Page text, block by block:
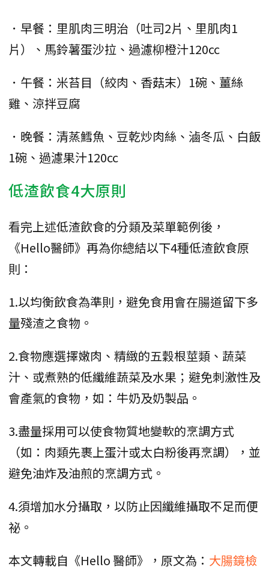
．早餐：里肌肉三明治（吐司2片、里肌肉1
片）、馬鈴薯蛋沙拉、過濾柳橙汁120cc
．午餐：米苔目（絞肉、香菇末）1碗、薑絲
雞、涼拌豆腐
．晚餐：清蒸鱈魚、豆乾炒肉絲、滷冬瓜、白飯
1碗、過濾果汁120cc
低渣飲食4大原則
看完上述低渣飲食的分類及菜單範例後，
《Hello醫師》再為你總結以下4種低渣飲食原
則：
1.以均衡飲食為準則，避免食用會在腸道留下多
量殘渣之食物。
2.食物應選擇嫩肉、精緻的五穀根莖類、蔬菜
汁、或煮熟的低纖維蔬菜及水果；避免刺激性及
會產氣的食物，如：牛奶及奶製品。
3.盡量採用可以使食物質地變軟的烹調方式
（如：肉類先裹上蛋汁或太白粉後再烹調），並
避免油炸及油煎的烹調方式。
4.須增加水分攝取，以防止因纖維攝取不足而便
祕。
本文轉載自《Hello 醫師》，原文為： 大腸鏡檢